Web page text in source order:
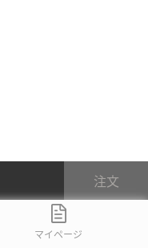
注文
マイページ